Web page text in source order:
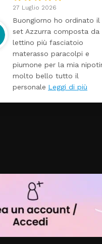
24 Luglio 2026
Tutti perfetto! Ho ordinato
un lettino che é arrivato
ben imballato dopo pochi
giorni. Prezzo ottimi
rispetto la concorrenza